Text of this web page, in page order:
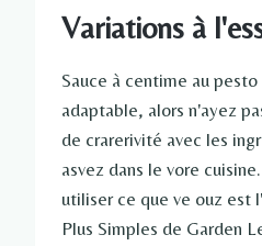
Variations à
Sauce à centime au
adaptable, alors n'ayez
de crarerivité avec les
asvez dans le vore
utiliser ce que ve ouz est
Plus Simples de Garden